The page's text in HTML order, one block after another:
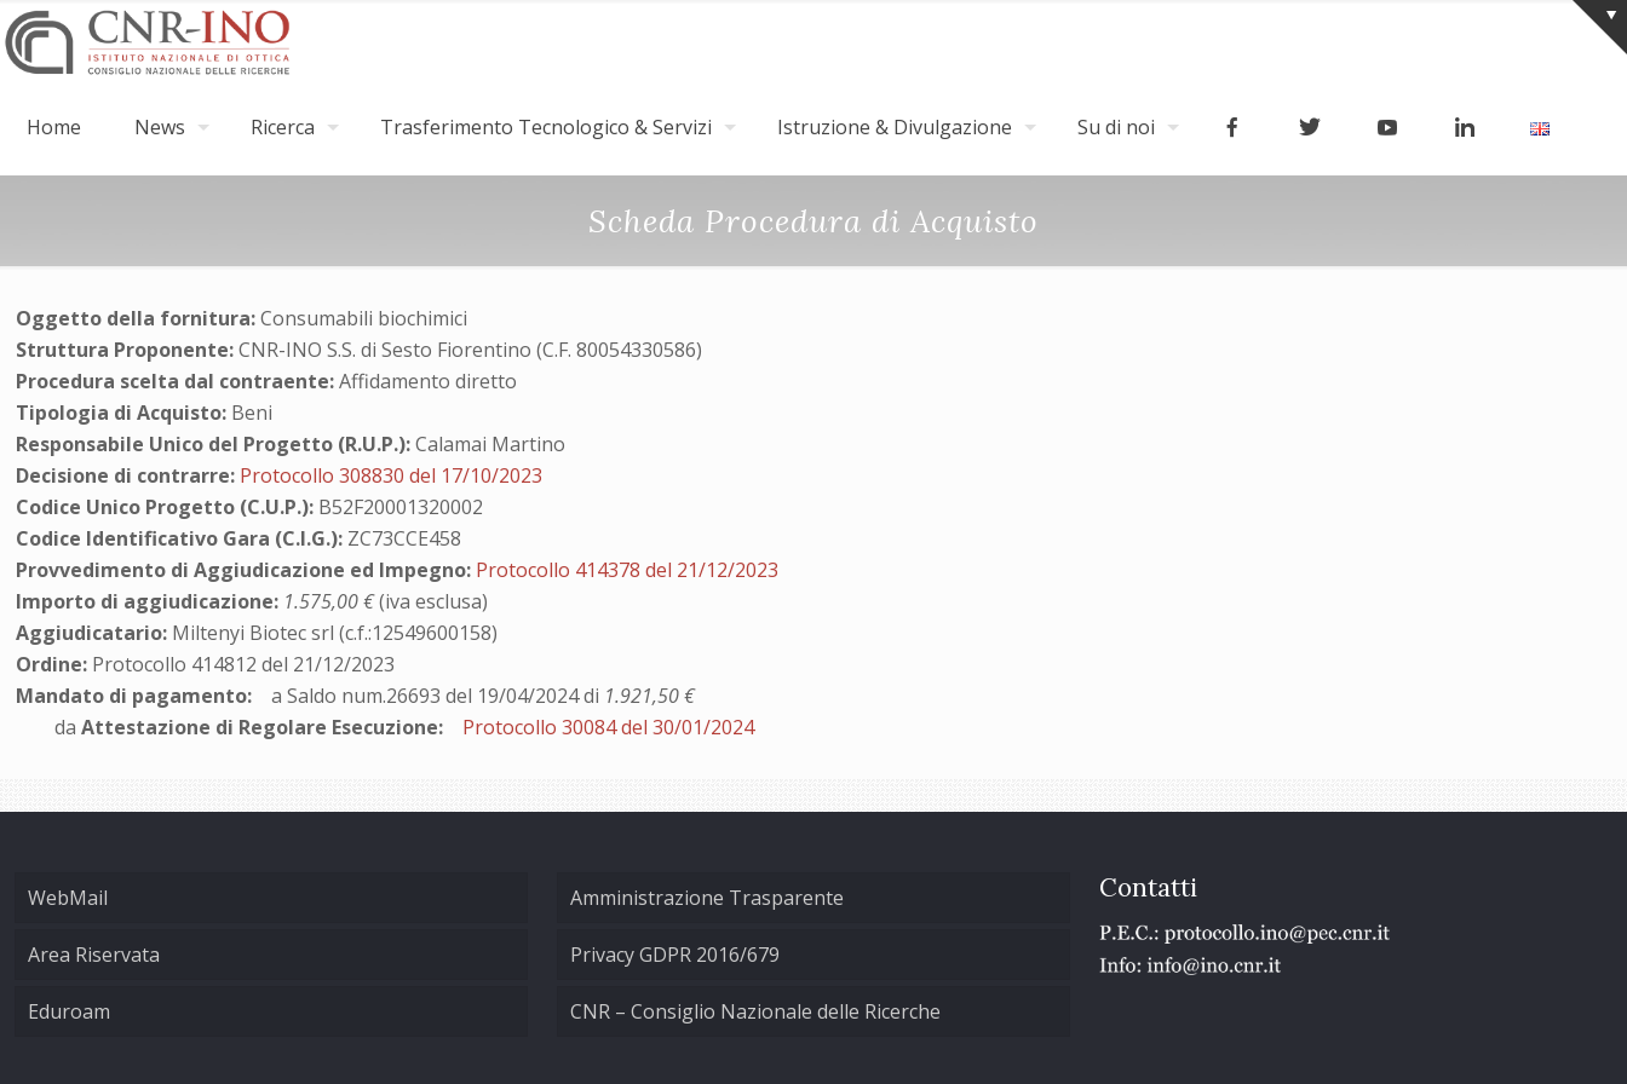
Home News Ricerca Trasferimento Tecnologico & Servizi Istruzione & Divulgazione Su di noi
Scheda Procedura di Acquisto
Oggetto della fornitura:Consumabili biochimici
Struttura Proponente:CNR-INO S.S. di Sesto Fiorentino (C.F. 80054330586)
Procedura scelta dal contraente:Affidamento diretto
Tipologia di Acquisto: Beni
Responsabile Unico del Progetto (R.U.P.):Calamai Martino
Decisione di contrarre: Protocollo 308830 del 17/10/2023
Codice Unico Progetto (C.U.P.): B52F20001320002
Codice Identificativo Gara (C.I.G.): ZC73CCE458
Provvedimento di Aggiudicazione ed Impegno: Protocollo 414378 del 21/12/2023
Importo di aggiudicazione: 1.575,00 €(iva esclusa)
Aggiudicatario: Miltenyi Biotec srl (c.f.:12549600158)
Ordine: Protocollo 414812 del 21/12/2023
Mandato di pagamento: a Saldo num.26693 del 19/04/2024 di 1.921,50 €
daAttestazione di Regolare Esecuzione: Protocollo 30084 del 30/01/2024
WebMail
Area Riservata
Eduroam
Amministrazione Trasparente
Privacy GDPR 2016/679
CNR – Consiglio Nazionale delle Ricerche
Contatti